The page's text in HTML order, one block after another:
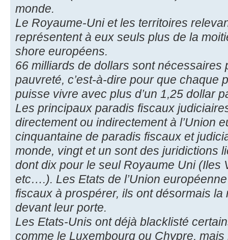
monde.
Le Royaume-Uni et les territoires
représentent à eux seuls plus de la
shore européens.
66 milliards de dollars sont nécessaires
pauvreté, c’est-à-dire pour que chaque
puisse vivre avec plus d’un 1,25 dollar
Les principaux paradis fiscaux
directement ou indirectement à l’Union
cinquantaine de paradis fiscaux et
monde, vingt et un sont des juridictions
dont dix pour le seul Royaume Uni (Iles
etc….). Les Etats de l’Union
fiscaux à prospérer, ils ont désormais
devant leur porte.
Les Etats-Unis ont déjà blacklisté
comme le Luxembourg ou Chypre, mais